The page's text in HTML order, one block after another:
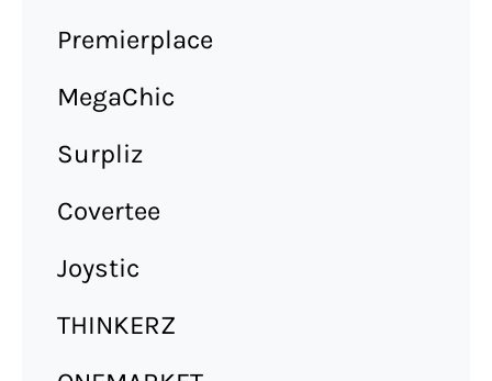
Premierplace
MegaChic
Surpliz
Covertee
Joystic
THINKERZ